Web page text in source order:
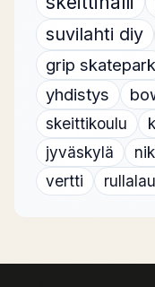
suvilahti diy
grip skatepark
yhdistys
skeittikoulu
jyväskylä
vertti